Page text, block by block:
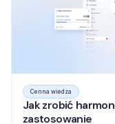
Cenna wiedza
Jak zrobić
zastosowanie